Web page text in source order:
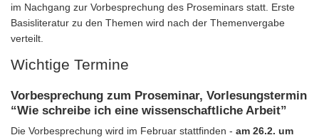
im Nachgang zur Vorbesprechung des Proseminars statt. Erste
Basisliteratur zu den Themen wird nach der Themenvergabe
verteilt.
Wichtige Termine
Vorbesprechung zum Proseminar, Vorlesungstermin
“Wie schreibe ich eine wissenschaftliche Arbeit”
Die Vorbesprechung wird im Februar stattfinden - am 26.2. um